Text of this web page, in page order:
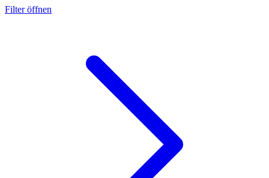
Filter öffnen